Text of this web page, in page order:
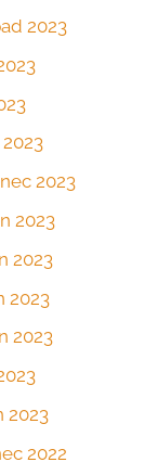
2023
2023
2023
2023
2023
2023
2023
2022